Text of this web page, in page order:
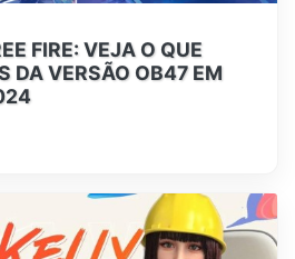
FIRE: VEJA O QUE
DA VERSÃO OB47 EM